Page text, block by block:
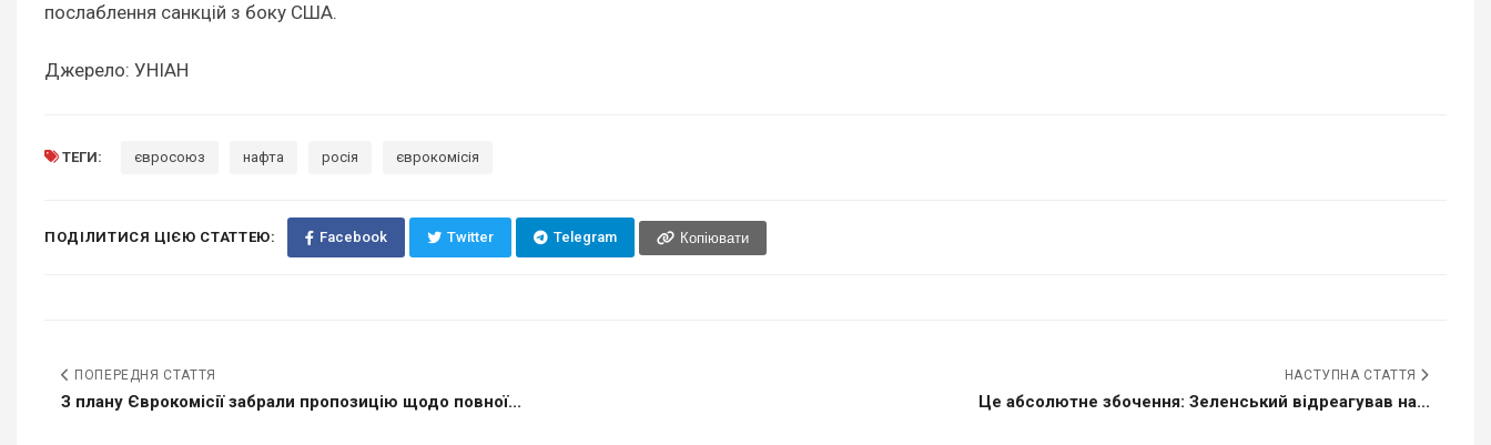
послаблення санкцій з боку США.
Джерело: УНІАН
ТЕГИ: євросоюз нафта росія єврокомісія
ПОДІЛИТИСЯ ЦІЄЮ СТАТТЕЮ: Facebook Twitter Telegram Копіювати
ПОПЕРЕДНЯ СТАТТЯ
З плану Єврокомісії забрали пропозицію щодо повної...
НАСТУПНА СТАТТЯ
Це абсолютне збочення: Зеленський відреагував на...